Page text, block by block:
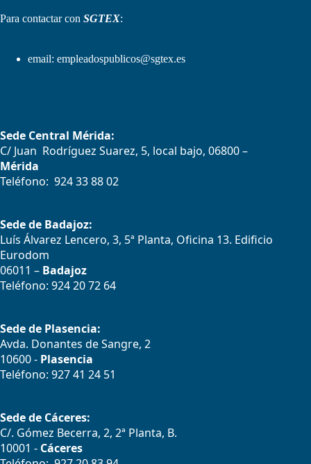
Para contactar con SGTEX:
email: empleadospublicos@sgtex.es
Sede Central Mérida:
C/ Juan Rodríguez Suarez, 5, local bajo, 06800 –
Mérida
Teléfono: 924 33 88 02
Sede de Badajoz:
Luís Álvarez Lencero, 3, 5ª Planta, Oficina 13. Edificio
Eurodom
06011 – Badajoz
Teléfono: 924 20 72 64
Sede de Plasencia:
Avda. Donantes de Sangre, 2
10600 - Plasencia
Teléfono: 927 41 24 51
Sede de Cáceres:
C/. Gómez Becerra, 2, 2ª Planta, B.
10001 - Cáceres